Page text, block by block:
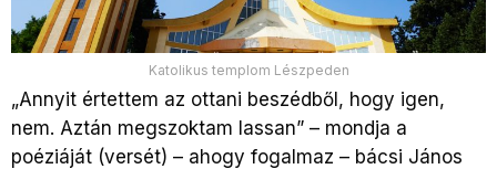
Katolikus templom Lészpeden
„Annyit értettem az ottani beszédből, hogy igen,
nem. Aztán megszoktam lassan” – mondja a
poéziáját (versét) – ahogy fogalmaz – bácsi János